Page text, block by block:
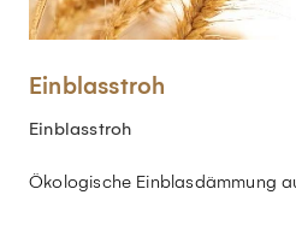
Einblasstroh
Einblasstroh
Ökologische Einblasdämmung